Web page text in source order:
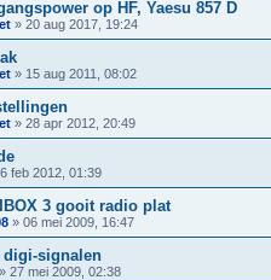
op HF, Yaesu 857 D
» 20 aug 2017, 19:24
» 15 aug 2011, 08:02
» 28 apr 2012, 20:49
feb 2012, 01:39
3 gooit radio plat
» 06 mei 2009, 16:47
digi-signalen
» 27 mei 2009, 02:38